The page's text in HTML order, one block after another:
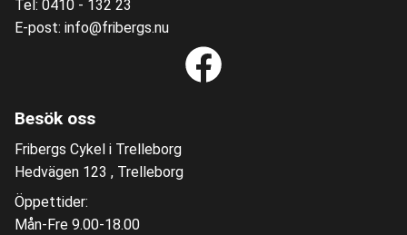
Tel: 0410 - 132 23
E-post: info@fribergs.nu
Besök oss
Fribergs Cykel i Trelleborg
Hedvägen 123 , Trelleborg
Öppettider:
Mån-Fre 9.00-18.00